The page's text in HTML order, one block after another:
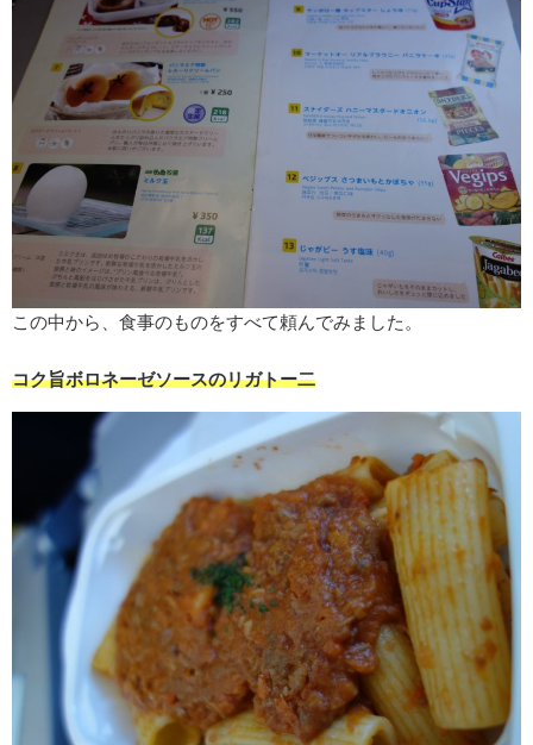
この中から、食事のものをすべて頼んでみました。
コク旨ボロネーゼソースのリガトー二